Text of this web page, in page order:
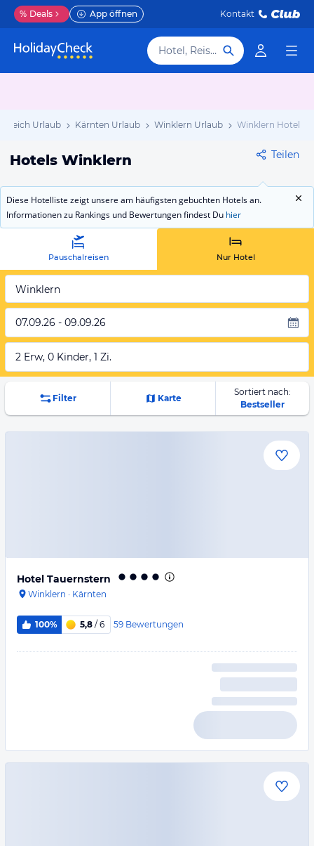
% Deals App öffnen Kontakt
Hotel, Reiseziel
Urlaub Kärnten Urlaub Winklern Urlaub Winklern Hotels
Hotels Winklern Teilen
Diese Hotelliste zeigt unsere am häufigsten gebuchten Hotels an.
Informationen zu Rankings und Bewertungen findest Du hier
Pauschalreisen Nur Hotel
Winklern
07.09.26 - 09.09.26
2 Erw, 0 Kinder, 1 Zi.
Filter Karte
Sortiert nach:
Bestseller
Hotel Tauernstern
Winklern · Kärnten
100% 5,8 / 6 59 Bewertungen